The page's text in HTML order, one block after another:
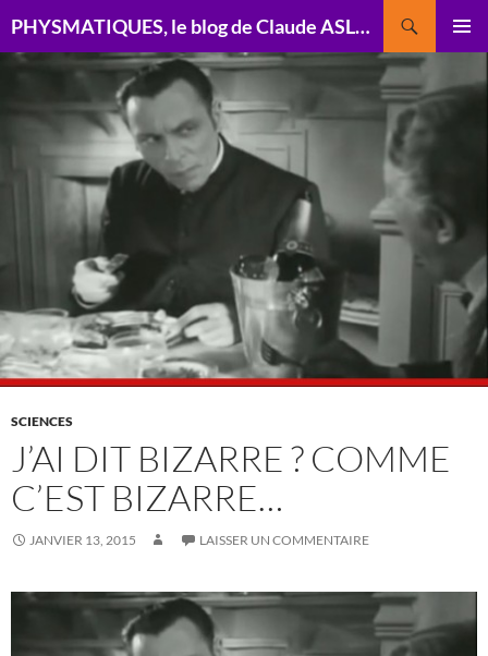
PHYSMATIQUES, le blog de Claude ASLANGUL, physicien théoricien
AU
SCIENCES
J’AI DIT BIZARRE ? COMME
C’EST BIZARRE…
JANVIER 13, 2015 LAISSER UN COMMENTAIRE